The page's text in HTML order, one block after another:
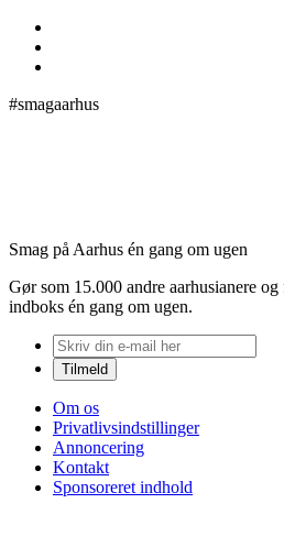
#smagaarhus
Smag på Aarhus én gang om ugen
Gør som 15.000 andre aarhusianere
indboks én gang om ugen.
Om os
Privatlivsindstillinger
Annoncering
Kontakt
Sponsoreret indhold